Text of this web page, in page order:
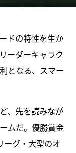
ドの特性を生か
ーダーキャラク
となる、スマー
、先を読みなが
ムだ。優勝賞金
ーグ・大型のオ